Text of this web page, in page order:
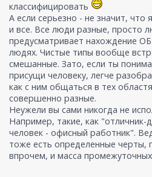
классифицировать
А если серьезно - не значит, что
и все. Все люди разные, просто
предусматривает нахождение
людях. Чистые типы вообще
смешанные. Зато, если ты
присущи человеку, легче
как с ним общаться в тех
совершенно разные.
Неужели вы сами никогда не
Например, такие, как "отличник-
человек - офисный работник".
тоже есть определенные черты,
впрочем, и масса